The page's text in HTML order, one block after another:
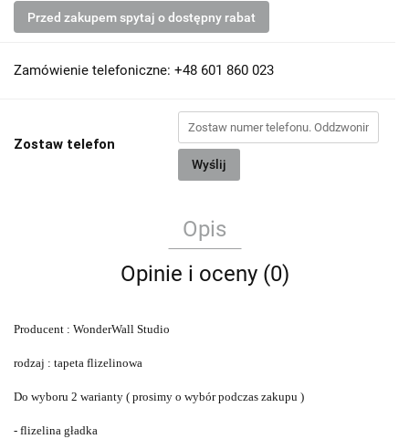
Przed zakupem spytaj o dostępny rabat
Zamówienie telefoniczne: +48 601 860 023
Zostaw telefon
Wyślij
Opis
Opinie i oceny (0)
Producent : WonderWall Studio
rodzaj : tapeta flizelinowa
Do wyboru 2 warianty ( prosimy o wybór podczas zakupu )
- flizelina gładka